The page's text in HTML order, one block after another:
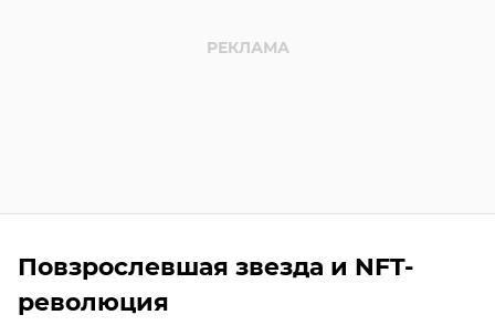
Повзрослевшая звезда и NFT-
революция